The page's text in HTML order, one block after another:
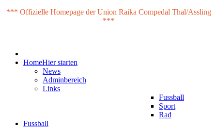
*** Offizielle Homepage der Union Raika Compedal Thal/Assling
***
HomeHier starten
News
Adminbereich
Links
Fussball
Sport
Rad
Fussball